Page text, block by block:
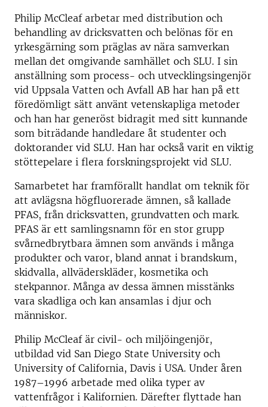
Philip McCleaf arbetar med distribution och
behandling av dricksvatten och belönas för en
yrkesgärning som präglas av nära samverkan
mellan det omgivande samhället och SLU. I sin
anställning som process- och utvecklingsingenjör
vid Uppsala Vatten och Avfall AB har han på ett
föredömligt sätt använt vetenskapliga metoder
och han har generöst bidragit med sitt kunnande
som biträdande handledare åt studenter och
doktorander vid SLU. Han har också varit en viktig
stöttepelare i flera forskningsprojekt vid SLU.
Samarbetet har framförallt handlat om teknik för
att avlägsna högfluorerade ämnen, så kallade
PFAS, från dricksvatten, grundvatten och mark.
PFAS är ett samlingsnamn för en stor grupp
svårnedbrytbara ämnen som används i många
produkter och varor, bland annat i brandskum,
skidvalla, allväderskläder, kosmetika och
stekpannor. Många av dessa ämnen misstänks
vara skadliga och kan ansamlas i djur och
människor.
Philip McCleaf är civil- och miljöingenjör,
utbildad vid San Diego State University och
University of California, Davis i USA. Under åren
1987–1996 arbetade med olika typer av
vattenfrågor i Kalifornien. Därefter flyttade han